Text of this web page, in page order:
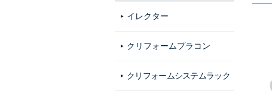
イレクター
クリフォームプラコン
クリフォームシステムラック